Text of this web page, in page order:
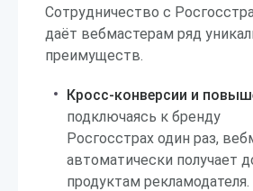
Сотрудничество с
даёт вебмастерам ряд
преимуществ.
Кросс-конверсии и
подключаясь к бренду
Росгосстрах один раз,
автоматически получает
продуктам рекламодателя.